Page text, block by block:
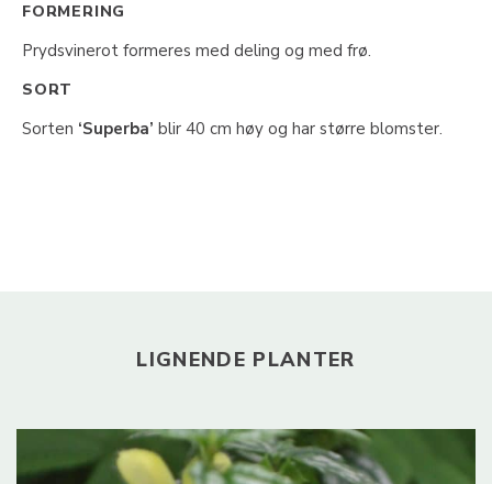
FORMERING
Prydsvinerot formeres med deling og med frø.
SORT
Sorten ‘Superba’ blir 40 cm høy og har større blomster.
LIGNENDE PLANTER